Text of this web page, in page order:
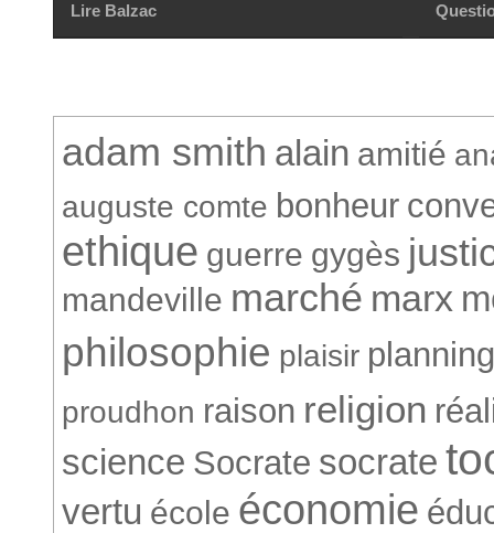
Lire Balzac
adam smith alain amitié
auguste comte bonheur
ethique guerre gygès
mandeville marché marx
philosophie plaisir planning
proudhon raison religion
science Socrate socrate
vertu école économie